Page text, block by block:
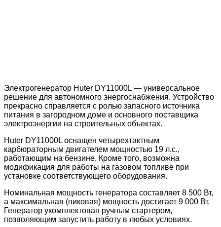
Электрогенератор Huter DY11000L — универсальное
решение для автономного энергоснабжения. Устройство
прекрасно справляется с ролью запасного источника
питания в загородном доме и основного поставщика
электроэнергии на строительных объектах.
Huter DY11000L оснащен четырехтактным
карбюраторным двигателем мощностью 19 л.с.,
работающим на бензине. Кроме того, возможна
модификация для работы на газовом топливе при
установке соответствующего оборудования.
Номинальная мощность генератора составляет 8 500 Вт,
а максимальная (пиковая) мощность достигает 9 000 Вт.
Генератор укомплектован ручным стартером,
позволяющим запустить работу в любых условиях.